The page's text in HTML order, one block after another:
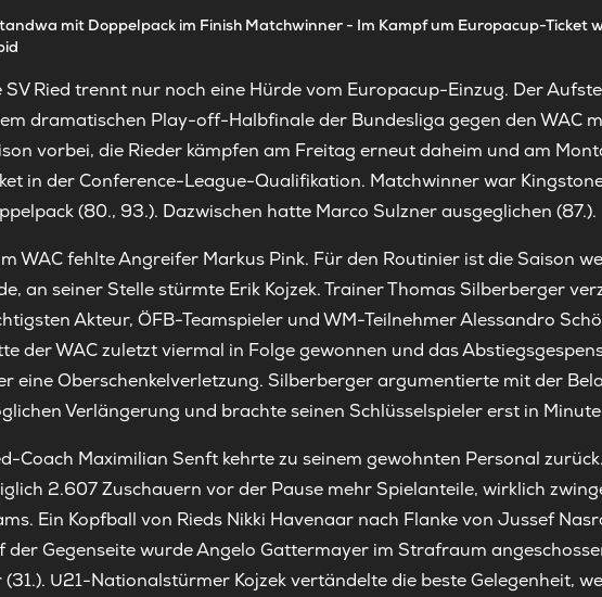
mit Doppelpack im Finish Matchwinner - Im Kampf um Europacup-
SV Ried trennt nur noch eine Hürde vom Europacup-Einzug. Der
dramatischen Play-off-Halbfinale der Bundesliga gegen den WAC
vorbei, die Rieder kämpfen am Freitag erneut daheim und am
in der Conference-League-Qualifikation. Matchwinner war
(80., 93.). Dazwischen hatte Marco Sulzner ausgeglichen (87.).
WAC fehlte Angreifer Markus Pink. Für den Routinier ist die Saison
an seiner Stelle stürmte Erik Kojzek. Trainer Thomas Silberberger
Akteur, ÖFB-Teamspieler und WM-Teilnehmer Alessandro
der WAC zuletzt viermal in Folge gewonnen und das
eine Oberschenkelverletzung. Silberberger argumentierte mit der
Verlängerung und brachte seinen Schlüsselspieler erst in
Coach Maximilian Senft kehrte zu seinem gewohnten Personal
2.607 Zuschauern vor der Pause mehr Spielanteile, wirklich
Ein Kopfball von Rieds Nikki Havenaar nach Flanke von Jussef
der Gegenseite wurde Angelo Gattermayer im Strafraum
(31.). U21-Nationalstürmer Kojzek vertändelte die beste Gelegenheit,